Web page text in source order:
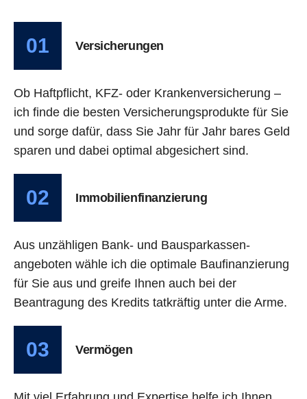
01 Versicherungen
Ob Haftpflicht, KFZ- oder Krankenversicherung –
ich finde die besten Versicherungsprodukte für Sie
und sorge dafür, dass Sie Jahr für Jahr bares Geld
sparen und dabei optimal abgesichert sind.
02 Immobilienfinanzierung
Aus unzähligen Bank- und Bausparkassen-
angeboten wähle ich die optimale Baufinanzierung
für Sie aus und greife Ihnen auch bei der
Beantragung des Kredits tatkräftig unter die Arme.
03 Vermögen